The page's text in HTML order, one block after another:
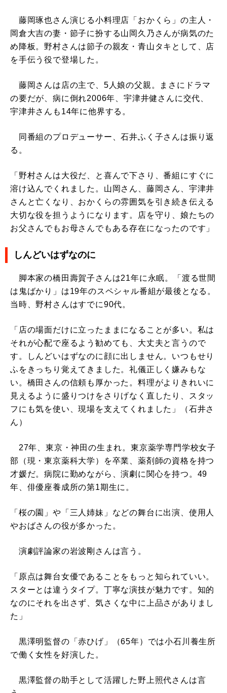
藤岡琢也さん演じる小料理店「おかくら」の主人・
岡倉大吉の妻・節子に扮する山岡久乃さんが病気のた
め降板。野村さんは節子の親友・青山タキとして、店
を手伝う役で登場した。
藤岡さんは店の主で、5人娘の父親。まさにドラマ
の要だが、病に倒れ2006年、宇津井健さんに交代、
宇津井さんも14年に他界する。
同番組のプロデューサー、石井ふく子さんは振り返
る。
「野村さんは大役だ、と喜んで下さり、番組にすぐに
溶け込んでくれました。山岡さん、藤岡さん、宇津井
さんと亡くなり、おかくらの雰囲気を引き続き伝える
大切な役を担うようになります。店を守り、娘たちの
お父さんでもお母さんでもある存在になったのです」
しんどいはずなのに
脚本家の橋田壽賀子さんは21年に永眠。「渡る世間
は鬼ばかり」は19年のスペシャル番組が最後となる。
当時、野村さんはすでに90代。
「店の場面だけに立ったままになることが多い。私は
それが心配で座るよう勧めても、大丈夫と言うので
す。しんどいはずなのに顔に出しません。いつもせり
ふをきっちり覚えてきました。礼儀正しく嫌みもな
い。橋田さんの信頼も厚かった。料理がよりきれいに
見えるように盛りつけをさりげなく直したり、スタッ
フにも気を使い、現場を支えてくれました」（石井さ
ん）
27年、東京・神田の生まれ。東京薬学専門学校女子
部（現・東京薬科大学）を卒業、薬剤師の資格を持つ
才媛だ。病院に勤めながら、演劇に関心を持つ。49
年、俳優座養成所の第1期生に。
「桜の園」や「三人姉妹」などの舞台に出演、使用人
やおばさんの役が多かった。
演劇評論家の岩波剛さんは言う。
「原点は舞台女優であることをもっと知られていい。
スターとは違うタイプ。丁寧な演技が魅力です。知的
なのにそれを出さず、気さくな中に上品さがありまし
た」
黒澤明監督の「赤ひげ」（65年）では小石川養生所
で働く女性を好演した。
黒澤監督の助手として活躍した野上照代さんは言